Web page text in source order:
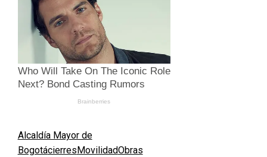
Alcaldía Mayor de
Bogotácierres MovilidadObras